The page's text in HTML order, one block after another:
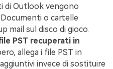
di Outlook vengono
o cartelle
mail sul disco di gioco.
PST recuperati in
allega i file PST in
invece di sostituire